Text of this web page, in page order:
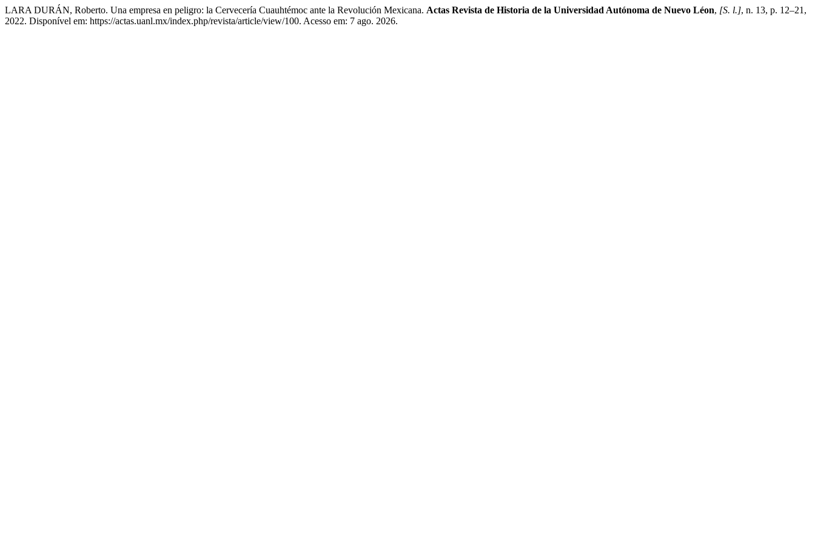
LARA DURÁN, Roberto. Una empresa en peligro: la Cervecería Cuauhtémoc ante la Revolución Mexicana. Actas Revista de Historia de la Universidad Autónoma de Nuevo Léon, [S. l.], n. 13, p. 12–21,
2022. Disponível em: https://actas.uanl.mx/index.php/revista/article/view/100. Acesso em: 7 ago. 2026.